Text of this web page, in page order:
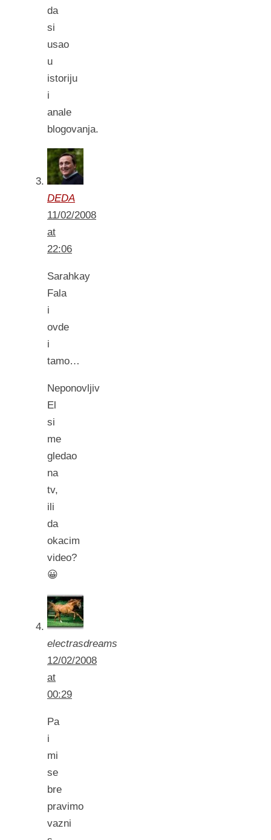
da
si
usao
u
istoriju
i
anale
blogovanja.
DEDA
11/02/2008
at
22:06
Sarahkay
Fala
i
ovde
i
tamo…
Neponovljiv
El
si
me
gledao
na
tv,
ili
da
okacim
video?
😀
electrasdreams
12/02/2008
at
00:29
Pa
i
mi
se
bre
pravimo
vazni